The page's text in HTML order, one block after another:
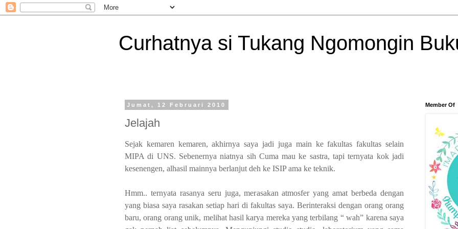
Curhatnya si Tukang Ngomongin
Jumat, 12 Februari 2010
Jelajah
Sejak kemaren kemaren, akhirnya saya jadi juga main ke fakultas fakultas selain
MIPA di UNS. Sebenernya niatnya sih Cuma mau ke sastra, tapi ternyata kok jadi
kesenengen, alhasil mainnya berlanjut deh ke ISIP ama ke teknik.
Hmm.. ternyata rasanya seru juga, merasakan atmosfer yang amat berbeda dengan
yang biasa saya rasakan setiap hari di fakultas saya. Berinteraksi dengan orang orang
baru, orang orang unik, melihat hasil karya mereka yang terbilang “ wah” karena saya
Member Of